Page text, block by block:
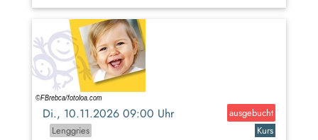
Di., 10.11.2026 09:00 Uhr
ausgebucht
Lenggries
Kurs